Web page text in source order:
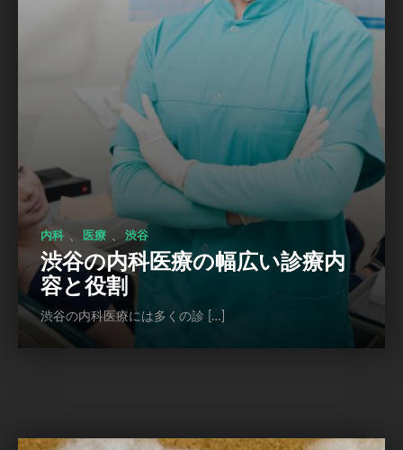
内科 医療 渋谷
渋谷の内科医療の幅広い診療内
容と役割
渋谷の内科医療には多くの診 […]